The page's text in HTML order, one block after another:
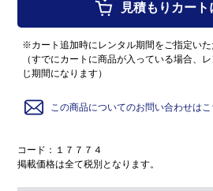
見積もりカート
※カート追加時にレンタル期間をご指定い
（すでにカートに商品が入っている場合、
じ期間になります）
この商品についてのお問い合わせはこ
コード：１７７７４
掲載価格は全て税別となります。